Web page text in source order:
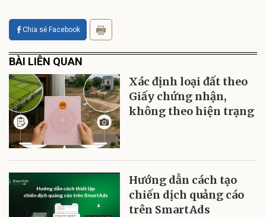
Chia sẻ Facebook
BÀI LIÊN QUAN
Xác định loại đất theo
Giấy chứng nhận,
không theo hiện trạng
Hướng dẫn cách tạo
chiến dịch quảng cáo
trên SmartAds